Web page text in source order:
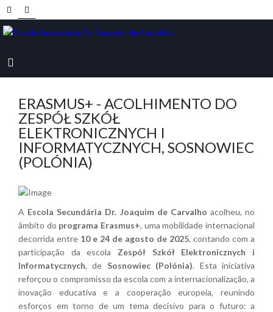
ERASMUS+ - ACOLHIMENTO DO
ZESPÓŁ SZKÓŁ
ELEKTRONICZNYCH I
INFORMATYCZNYCH, SOSNOWIEC
(POLÓNIA)
A Escola Secundária Dr. Joaquim de Carvalho acolheu, no
âmbito do programa Erasmus+, uma mobilidade internacional
decorrida entre 10 e 24 de agosto de 2025, contando com a
participação da escola Zespół Szkół Elektronicznych i
Informatycznych, de Sosnowiec (Polónia). Esta iniciativa
reforçou o compromisso da escola com a internacionalização, a
inovação educativa e a cooperação europeia, reunindo
esforços em torno de um tema decisivo para o futuro: a